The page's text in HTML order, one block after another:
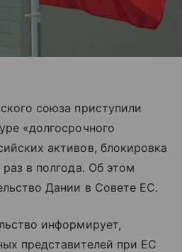
союза приступили
«долгосрочного
активов, блокировка
в полгода. Об этом
Дании в Совете ЕС.
информирует,
представителей при ЕС